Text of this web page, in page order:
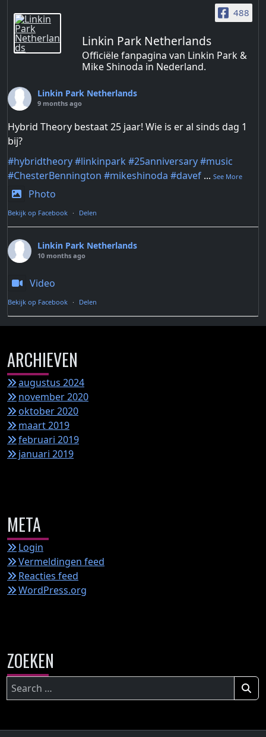
488
Linkin Park Netherlands
Officiële fanpagina van Linkin Park &
Mike Shinoda in Nederland.
Linkin Park Netherlands
9 months ago
Hybrid Theory bestaat 25 jaar! Wie is er al sinds dag 1
bij?
#hybridtheory#linkinpark#25anniversary#music
#ChesterBennington #mikeshinoda #davef ... See More
Photo
Bekijk op Facebook · Delen
Linkin Park Netherlands
10 months ago
Video
Bekijk op Facebook · Delen
ARCHIEVEN
augustus 2024
november 2020
oktober 2020
maart 2019
februari 2019
januari 2019
META
Login
Vermeldingen feed
Reacties feed
WordPress.org
ZOEKEN
Zoeken
naar: